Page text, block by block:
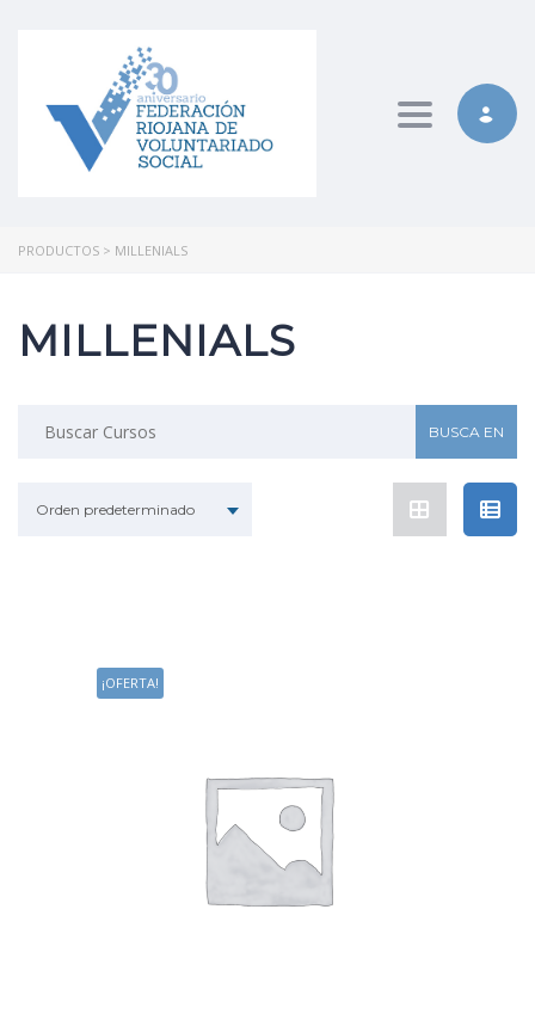
Toggle
PRODUCTOS > MILLENIALS
MILLENIALS
Orden predeterminado
¡OFERTA!